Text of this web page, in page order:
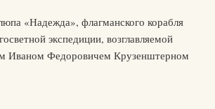
«Надежда», флагманского корабля
экспедиции, возглавляемой
Иваном Федоровичем Крузенштерном